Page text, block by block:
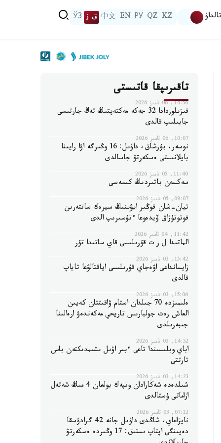
تالداۋ KZ
QZ
РУ
EN
中文 ق ز ЎЗ
تاقىرىپقا قاتىستى
14:56, 06 تامىز 2026
قىزىلوردادا 32 جەكە مەكتەپتىڭ تەڭ جارتىسى
جابىلىپ قالدى
10:07, 06 تامىز 2026
نوسەر، بۇرشاق، داۋىل: 16 وڭىرگە اۋا رايىنا
بايلانىستى ەسكەرتۋ جاسالدى
11:40, 05 تامىز 2026
سەكسەن باتىردىڭ كىسەسى
09:07, 05 تامىز 2026
تيان-شان قوڭىر ايۋىنىڭ سيرەك ساتتەرىن
فوتوتۇزاق ۆيدەوعا ءتۇسىرىپ الدى
11:42, 04 تامىز 2026
الماتىدا ل ر ت قۇرىلىسى قاي ساتىدا تۇر
15:42, 03 تامىز 2026
زايسانداعى اۋەجاي قۇرىلىسى اياقتالۋعا تاياپ
قالدى
15:06, 03 تامىز 2026
ەلىمىزدە 70 جىلدان استام ۋاقىتتان كەيىن
العاش رەت جولبارىس تاريحي مەكەندەۋ ارەالىنا
جىبەرىلدى
14:52, 03 تامىز 2026
اباي وبلىسىندا تاعى ءبىر اۋىل ىشىمدىكتەن باس
تارتتى
14:23, 03 تامىز 2026
شىلدەدە شەكارادان وتپەك بولعان 4 مىڭ شەتەل
ازاماتى ۇستالدى
07:12, 03 تامىز 2026
نايزاعاي، شاڭدى داۋىل جانە 42 گرادۋسقا
دەيىنگى اپتاپ ىستىق: 17 وڭىردە ەسكەرتۋ